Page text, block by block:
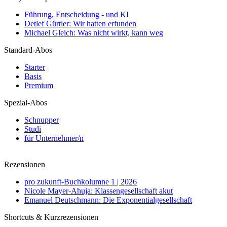
Führung, Entscheidung - und KI
Detlef Gürtler: Wir hatten erfunden
Michael Gleich: Was nicht wirkt, kann weg
Standard-Abos
Starter
Basis
Premium
Spezial-Abos
Schnupper
Studi
für Unternehmer/n
Rezensionen
pro zukunft-Buchkolumne 1 | 2026
Nicole Mayer-Ahuja: Klassengesellschaft akut
Emanuel Deutschmann: Die Exponentialgesellschaft
Shortcuts & Kurzrezensionen